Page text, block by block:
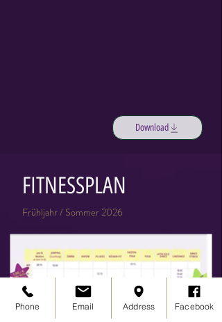
Download
FITNESSPLAN
Frühljahr / Sommer 2026
Phone Email Address Facebook